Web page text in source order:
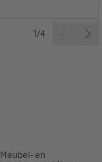
1/4
Meubel- en